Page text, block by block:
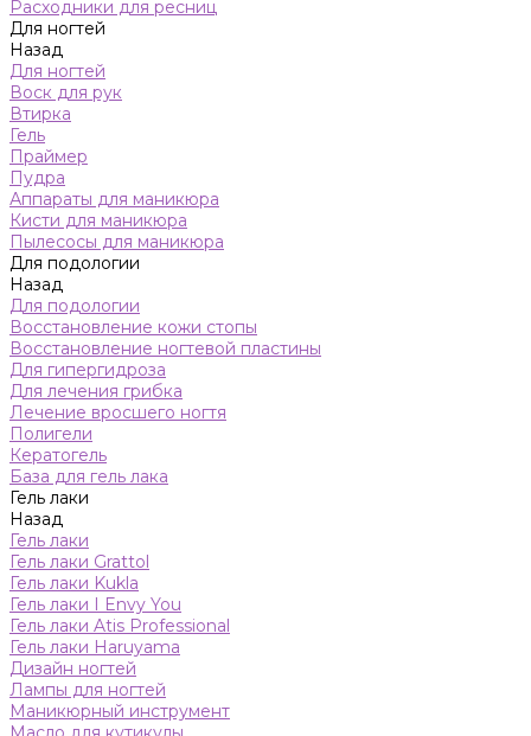
Расходники для ресниц
Для ногтей
Назад
Для ногтей
Воск для рук
Втирка
Гель
Праймер
Пудра
Аппараты для маникюра
Кисти для маникюра
Пылесосы для маникюра
Для подологии
Назад
Для подологии
Восстановление кожи стопы
Восстановление ногтевой пластины
Для гипергидроза
Для лечения грибка
Лечение вросшего ногтя
Полигели
Кератогель
База для гель лака
Гель лаки
Назад
Гель лаки
Гель лаки Grattol
Гель лаки Kukla
Гель лаки I Envy You
Гель лаки Atis Professional
Гель лаки Haruyama
Дизайн ногтей
Лампы для ногтей
Маникюрный инструмент